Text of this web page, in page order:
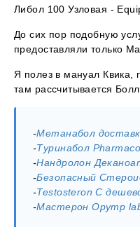
Либол 100 Узловая -
До сих пор подобную
предоставляли только
Я полез в мануал Квика,
там рассчитывается
-Метанабол
-Туринабол
-Нандролон
-Безопасный
-Testosteron C
-Мастерон Opymp